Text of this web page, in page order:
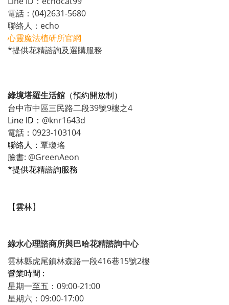
電話：(04)2631-5680
聯絡人：echo
心靈魔法植研所官網
*提供花精諮詢及選購服務
綠境塔羅生活館 （預約開放制）
台中市中區三民路二段39號9樓之4
Line ID： @knr1643d
電話： 0923-103104
聯絡人： 覃瓊瑤
臉書: @GreenAeon
*提供花精諮詢服務
【雲林】
綠水心理諮商所與巴哈花精諮詢中心
雲林縣虎尾鎮林森路一段416巷15號2樓
營業時間 :
星期一至五：09:00-21:00
星期六：09:00-17:00